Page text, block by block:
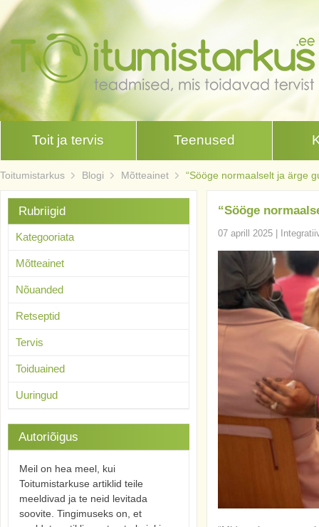
Toit ja tervis Teenused
Toitumistarkus Blogi Mõtteainet “Sööge normaalselt ja ärge
“Sööge
07 aprill 2025
Rubriigid
Kategooriata
Mõtteainet
Nõuanded
Retseptid
Tervis
Toiduained
Uuringud
Autoriõigus
Meil on hea meel, kui
Toitumistarkuse artiklid teile
meeldivad ja te neid levitada
soovite. Tingimuseks on, et